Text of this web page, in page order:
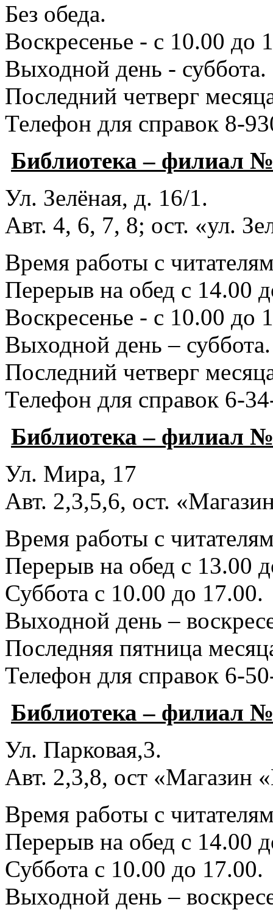
Без обеда.
Воскресенье - с 10.00 до
Выходной день - суббота.
Последний четверг
Телефон для справок 8-
Библиотека – филиал
Ул. Зелёная, д. 16/1.
Авт. 4, 6, 7, 8; ост. «ул.
Время работы с
Перерыв на обед с 14.00
Воскресенье - с 10.00 до
Выходной день – суббота.
Последний четверг
Телефон для справок 6-
Библиотека – филиал
Ул. Мира, 17
Авт. 2,3,5,6, ост.
Время работы с
Перерыв на обед с 13.00
Суббота с 10.00 до 17.00.
Выходной день –
Последняя пятница
Телефон для справок 6-
Библиотека – филиал
Ул. Парковая,3.
Авт. 2,3,8, ост «Магазин
Время работы с
Перерыв на обед с 14.00
Суббота с 10.00 до 17.00.
Выходной день –